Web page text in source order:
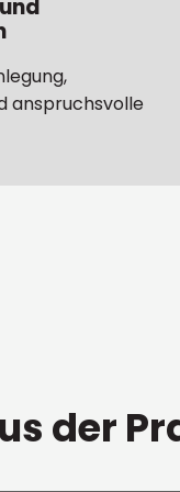
anspruchsvolle
der